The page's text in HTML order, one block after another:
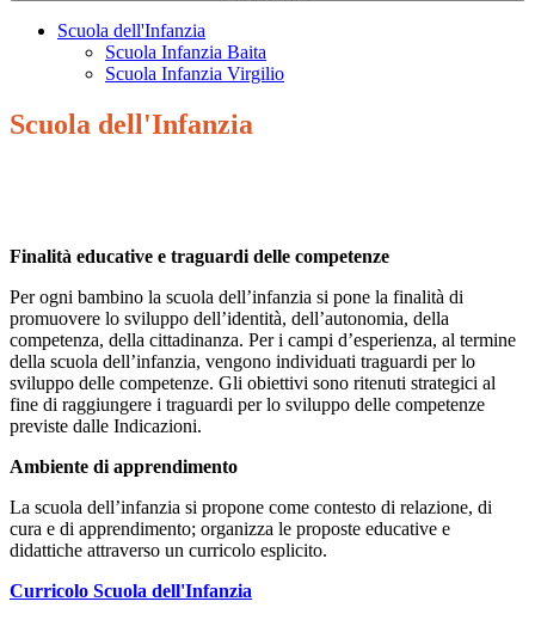
Scuola dell'Infanzia
Scuola Infanzia Baita
Scuola Infanzia Virgilio
Scuola dell'Infanzia
Finalità educative e traguardi delle competenze
Per ogni bambino la scuola dell’infanzia si pone la finalità di
promuovere lo sviluppo dell’identità, dell’autonomia, della
competenza, della cittadinanza. Per i campi d’esperienza, al termine
della scuola dell’infanzia, vengono individuati traguardi per lo
sviluppo delle competenze. Gli obiettivi sono ritenuti strategici al
fine di raggiungere i traguardi per lo sviluppo delle competenze
previste dalle Indicazioni.
Ambiente di apprendimento
La scuola dell’infanzia si propone come contesto di relazione, di
cura e di apprendimento; organizza le proposte educative e
didattiche attraverso un curricolo esplicito.
Curricolo Scuola dell'Infanzia